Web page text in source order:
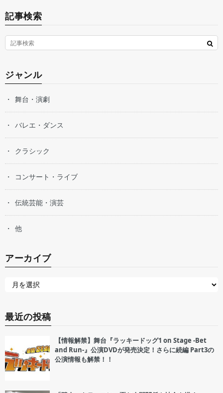
記事検索
ジャンル
舞台・演劇
バレエ・ダンス
クラシック
コンサート・ライブ
伝統芸能・演芸
他
アーカイブ
最近の投稿
【情報解禁】舞台『ラッキードッグ1 on Stage -Bet
and Run-』公演DVDが発売決定！さらに続編 Part3の
公演情報も解禁！！